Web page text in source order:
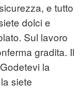
e tutto
dolci e
Sul lavoro
gradita. Il
la
siete